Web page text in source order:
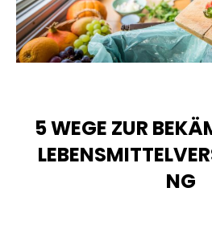
5 WEGE ZUR
NG